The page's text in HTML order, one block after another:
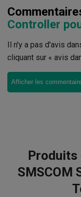
Controller
Il n'y a pas d'avis
cliquant sur « avis
Afficher les
Produits
SMSCOM